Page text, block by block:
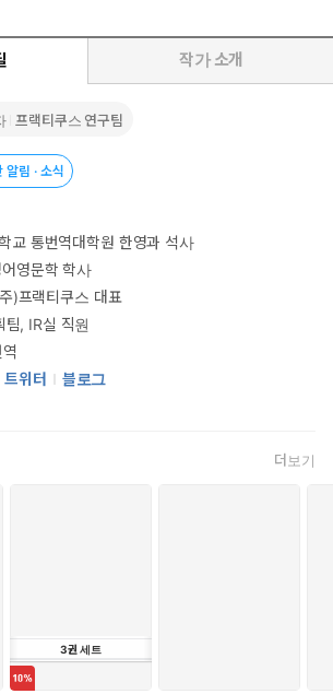
작가 소개
프랙티쿠스 연구팀
알림 · 소식
교 통번역대학원 한영과 석사
영문학 학사
)프랙티쿠스 대표
, IR실 직원
트위터 블로그
더보기
3권 세트